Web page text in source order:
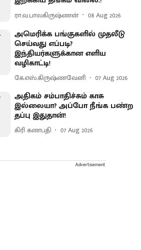
ரா.வ.பாலகிருஷ்ணன் 08 Aug 2026
அமெரிக்க பங்குகளில் முதலீடு
செய்வது எப்படி?
இந்தியர்களுக்கான எளிய
வழிகாட்டி!
கே.எஸ்.கிருஷ்ணவேனி 07 Aug 2026
அதிகம் சம்பாதிச்சும் காசு
இல்லையா? அப்போ நீங்க பண்ற
தப்பு இதுதான்!
கிரி கணபதி 07 Aug 2026
Advertisement